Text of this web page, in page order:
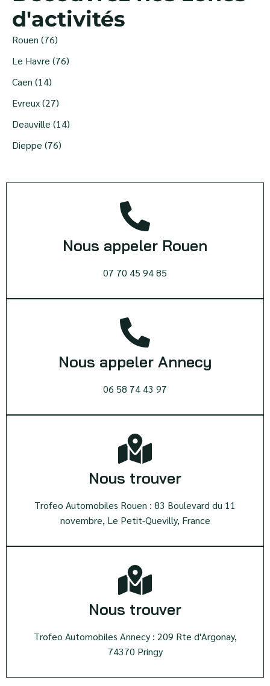
d'activités
Rouen (76)
Le Havre (76)
Caen (14)
Evreux (27)
Deauville (14)
Dieppe (76)
Nous appeler Rouen
07 70 45 94 85
Nous appeler Annecy
06 58 74 43 97
Nous trouver
Trofeo Automobiles Rouen : 83 Boulevard du 11
novembre, Le Petit-Quevilly, France
Nous trouver
Trofeo Automobiles Annecy : 209 Rte d'Argonay,
74370 Pringy